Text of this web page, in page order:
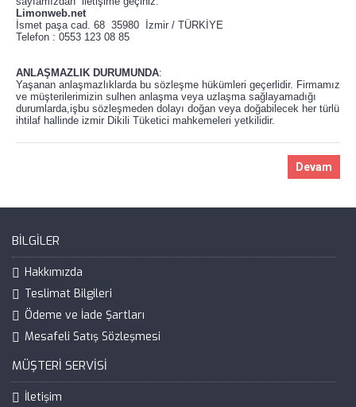
Limonweb.net
İsmet paşa cad. 68 35980 İzmir / TÜRKİYE
Telefon : 0553 123 08 85
ANLAŞMAZLIK DURUMUNDA:
Yaşanan anlaşmazlıklarda bu sözleşme hükümleri geçerlidir. Firmamız
ve müşterilerimizin sulhen anlaşma veya uzlaşma sağlayamadığı
durumlarda,işbu sözleşmeden dolayı doğan veya doğabilecek her türlü
ihtilaf hallinde izmir Dikili Tüketici mahkemeleri yetkilidir.
Devam
BILGILER
Hakkımızda
Teslimat Bilgileri
Ödeme ve İade Şartları
Mesafeli Satış Sözleşmesi
MÜŞTERI SERVISI
İletişim